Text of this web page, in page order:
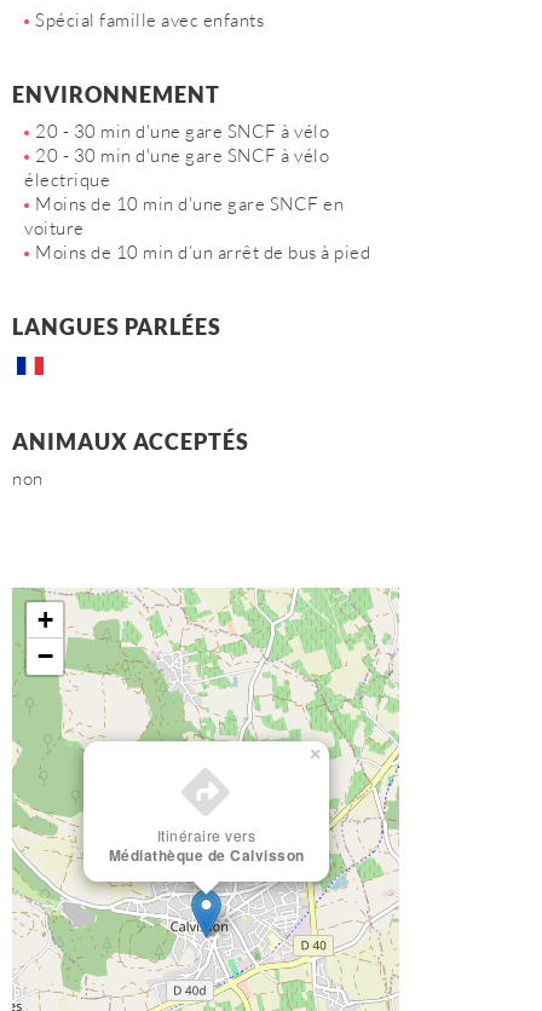
Spécial famille avec enfants
ENVIRONNEMENT
20 - 30 min d'une gare SNCF à vélo
20 - 30 min d'une gare SNCF à vélo
électrique
Moins de 10 min d'une gare SNCF en
voiture
Moins de 10 min d’un arrêt de bus à pied
LANGUES PARLÉES
ANIMAUX ACCEPTÉS
non
Itinéraire vers
Médiathèque de Calvisson
×
+
−